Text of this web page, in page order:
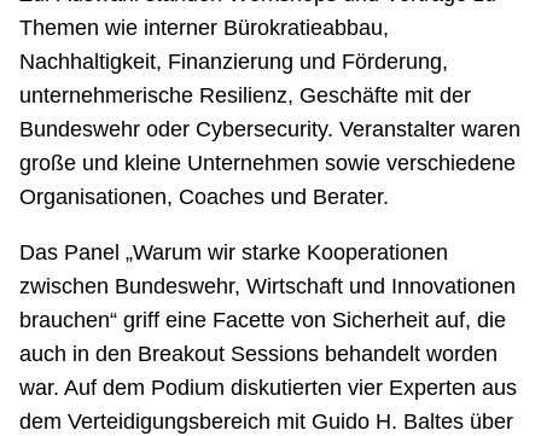
Themen wie interner Bürokratieabbau,
Nachhaltigkeit, Finanzierung und Förderung,
unternehmerische Resilienz, Geschäfte mit der
Bundeswehr oder Cybersecurity. Veranstalter waren
große und kleine Unternehmen sowie verschiedene
Organisationen, Coaches und Berater.
Das Panel „Warum wir starke Kooperationen
zwischen Bundeswehr, Wirtschaft und Innovationen
brauchen“ griff eine Facette von Sicherheit auf, die
auch in den Breakout Sessions behandelt worden
war. Auf dem Podium diskutierten vier Experten aus
dem Verteidigungsbereich mit Guido H. Baltes über